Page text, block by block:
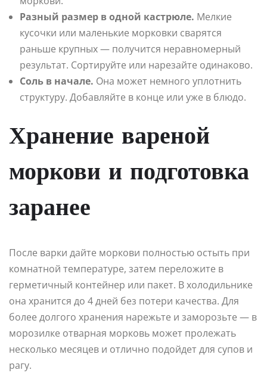
Разный размер в одной кастрюле. Мелкие
кусочки или маленькие морковки сварятся
раньше крупных — получится неравномерный
результат. Сортируйте или нарезайте одинаково.
Соль в начале. Она может немного уплотнить
структуру. Добавляйте в конце или уже в блюдо.
Хранение вареной
моркови и подготовка
заранее
После варки дайте моркови полностью остыть при
комнатной температуре, затем переложите в
герметичный контейнер или пакет. В холодильнике
она хранится до 4 дней без потери качества. Для
более долгого хранения нарежьте и заморозьте — в
морозилке отварная морковь может пролежать
несколько месяцев и отлично подойдет для супов и
рагу.